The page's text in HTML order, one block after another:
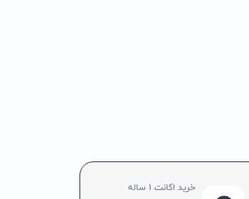
خرید اکانت 1 ساله